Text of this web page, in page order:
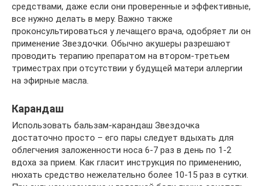
средствами, даже если они проверенные и эффективные,
все нужно делать в меру. Важно также
проконсультироваться у лечащего врача, одобряет ли он
применение Звездочки. Обычно акушеры разрешают
проводить терапию препаратом на втором-третьем
триместрах при отсутствии у будущей матери аллергии
на эфирные масла.
Карандаш
Использовать бальзам-карандаш Звездочка
достаточно просто – его пары следует вдыхать для
облегчения заложенности носа 6-7 раз в день по 1-2
вдоха за прием. Как гласит инструкция по применению,
нюхать средство нежелательно более 10-15 раз в сутки.